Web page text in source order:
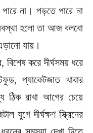
না। পড়তে পারে না
হলো তা আজ বলবো
যায়।
করে দীর্ঘসময় ধরে
প্যাকেটজাত খাবার
ঠিক রাখা আগের চেয়ে
যুগে দীর্ঘক্ষণ স্ক্রিনের